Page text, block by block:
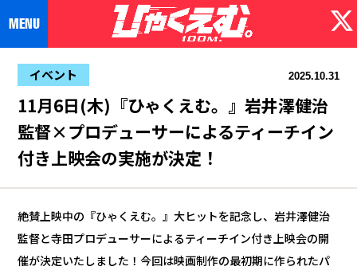
2025.10.31
イベント
11月6日(木)『ひゃくえむ。』岩井澤健治
監督×プロデューサーによるティーチイン
付き上映会の実施が決定！
絶賛上映中の『ひゃくえむ。』大ヒットを記念し、岩井澤健治
監督と寺田プロデューサーによるティーチイン付き上映会の開
催が決定いたしました！今回は映画制作の最初期に作られたパ